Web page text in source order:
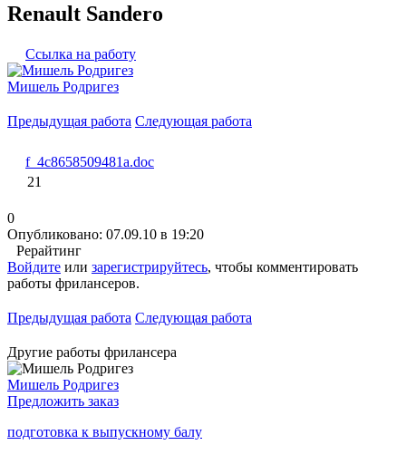
Renault Sandero
Ссылка на работу
Мишель Родригез
Предыдущая работа Следующая работа
f_4c8658509481a.doc
21
0
Опубликовано: 07.09.10 в 19:20
Рерайтинг
Войдите или зарегистрируйтесь, чтобы комментировать
работы фрилансеров.
Предыдущая работа Следующая работа
Другие работы фрилансера
Мишель Родригез
Предложить заказ
подготовка к выпускному балу